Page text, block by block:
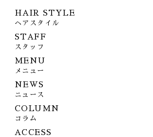
HAIR STYLE
ヘアスタイル
STAFF
スタッフ
MENU
メニュー
NEWS
ニュース
COLUMN
コラム
ACCESS